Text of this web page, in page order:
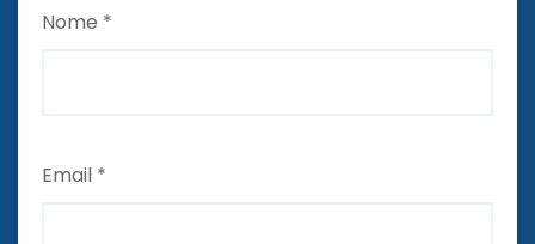
Nome *
Email *